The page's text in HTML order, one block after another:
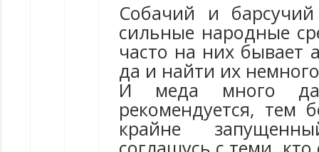
Собачий и
сильные народные
часто на них бывает
да и найти их
И меда много
рекомендуется, тем
крайне